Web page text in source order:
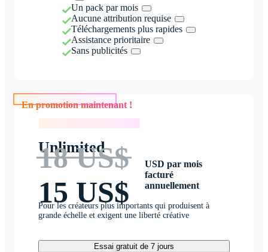
Un pack par mois
Aucune attribution requise
Téléchargements plus rapides
Assistance prioritaire
Sans publicités
En promotion maintenant !
Unlimited
18 US$
15 US$
USD par mois
facturé
annuellement
Pour les créateurs plus importants qui produisent à
grande échelle et exigent une liberté créative
Essai gratuit de 7 jours